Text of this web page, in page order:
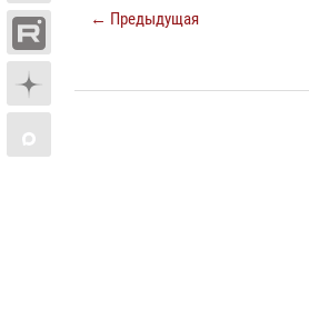
← Предыдущая